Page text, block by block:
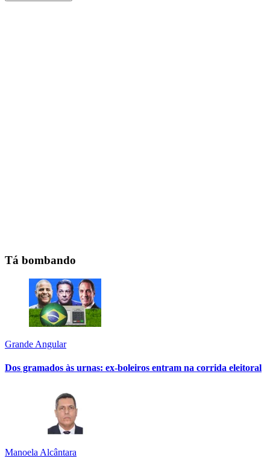
Tá bombando
Grande Angular
Dos gramados às urnas: ex-boleiros entram na corrida eleitoral
Manoela Alcântara